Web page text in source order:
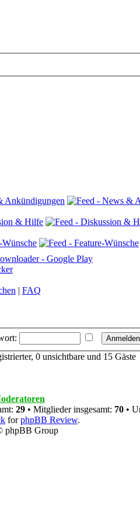
Ankündigungen
& Hilfe
Wünsche
- Google Play
| FAQ
0 unsichtbare und 15 Gäste
29 • Mitglieder insgesamt: 70 •
forphpBB Review.
phpBB Group